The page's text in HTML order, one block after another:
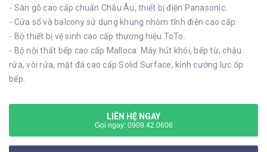
- Sàn gỗ cao cấp chuẩn Châu Âu, thiết bị điện Panasonic.
- Cửa sổ và balcony sử dụng khung nhôm tĩnh điện cao cấp.
- Bộ thiết bị vệ sinh cao cấp thương hiệu ToTo.
- Bộ nội thất bếp cao cấp Malloca: Máy hút khói, bếp từ, chậu
rửa, vòi rửa, mặt đá cao cấp Solid Surface, kính cường lực ốp
bếp.
LIÊN HỆ NGAY
Gọi ngay: 0909.42.0606